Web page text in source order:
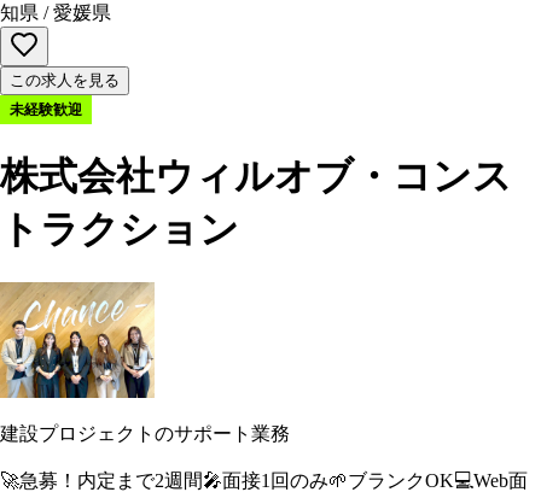
知県 /愛媛県
この求人を見る
未経験歓迎
株式会社ウィルオブ・コンス
トラクション
建設プロジェクトのサポート業務
🚀急募！内定まで2週間🎤面接1回のみ🌱ブランクOK💻Web面